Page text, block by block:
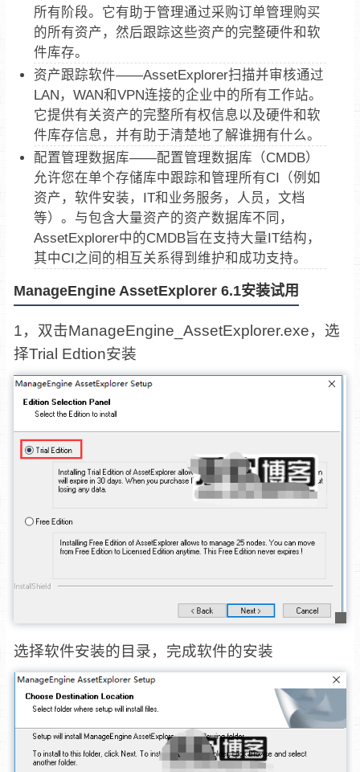
所有阶段。它有助于管理通过采购订单管理购买
的所有资产，然后跟踪这些资产的完整硬件和软
件库存。
资产跟踪软件——AssetExplorer扫描并审核通过
LAN，WAN和VPN连接的企业中的所有工作站。
它提供有关资产的完整所有权信息以及硬件和软
件库存信息，并有助于清楚地了解谁拥有什么。
配置管理数据库——配置管理数据库（CMDB）
允许您在单个存储库中跟踪和管理所有CI（例如
资产，软件安装，IT和业务服务，人员，文档
等）。与包含大量资产的资产数据库不同，
AssetExplorer中的CMDB旨在支持大量IT结构，
其中CI之间的相互关系得到维护和成功支持。
ManageEngine AssetExplorer 6.1安装试用
1，双击ManageEngine_AssetExplorer.exe，选
择Trial Edtion安装
选择软件安装的目录，完成软件的安装